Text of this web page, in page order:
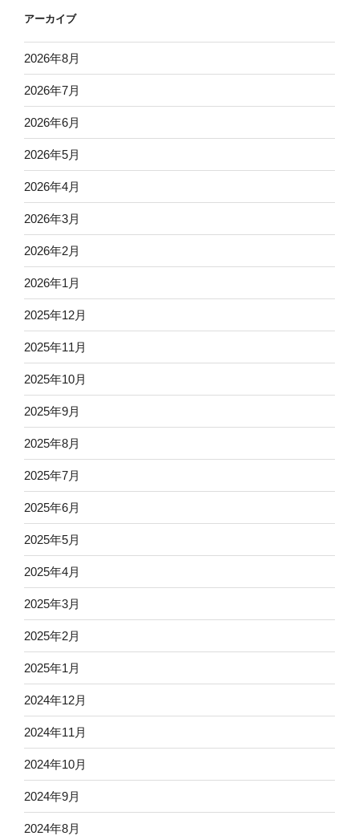
アーカイブ
2026年8月
2026年7月
2026年6月
2026年5月
2026年4月
2026年3月
2026年2月
2026年1月
2025年12月
2025年11月
2025年10月
2025年9月
2025年8月
2025年7月
2025年6月
2025年5月
2025年4月
2025年3月
2025年2月
2025年1月
2024年12月
2024年11月
2024年10月
2024年9月
2024年8月